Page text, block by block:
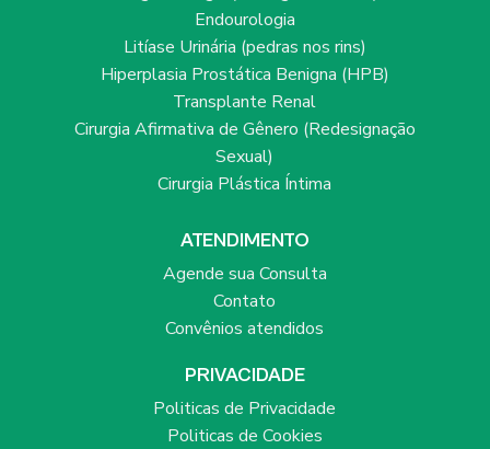
Endourologia
Litíase Urinária (pedras nos rins)
Hiperplasia Prostática Benigna (HPB)
Transplante Renal
Cirurgia Afirmativa de Gênero (Redesignação
Sexual)
Cirurgia Plástica Íntima
ATENDIMENTO
Agende sua Consulta
Contato
Convênios atendidos
PRIVACIDADE
Politicas de Privacidade
Politicas de Cookies